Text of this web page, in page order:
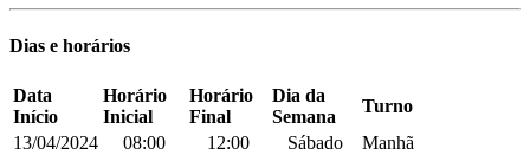
Dias e horários
Data
Início
Horário
Inicial
Horário
Final
Dia da
Semana
Turno
13/04/2024
08:00 12:00 Sábado Manhã